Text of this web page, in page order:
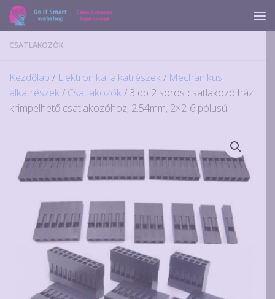
Skip to content
CSATLAKOZÓK
Kezdőlap / Elektronikai alkatrészek / Mechanikus
alkatrészek / Csatlakozók / 3 db 2 soros csatlakozó ház
krimpelhető csatlakozóhoz, 2.54mm, 2×2-6 pólusú